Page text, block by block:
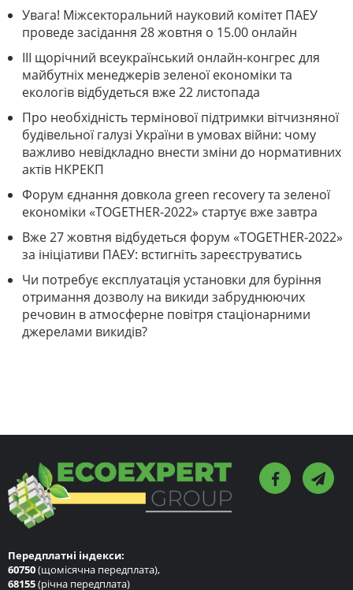
Увага! Міжсекторальний науковий комітет ПАЕУ
проведе засідання 28 жовтня о 15.00 онлайн
III щорічний всеукраїнський онлайн-конгрес для
майбутніх менеджерів зеленої економіки та
екологів відбудеться вже 22 листопада
Про необхідність термінової підтримки вітчизняної
будівельної галузі України в умовах війни: чому
важливо невідкладно внести зміни до нормативних
актів НКРЕКП
Форум єднання довкола green recovery та зеленої
економіки «TOGETHER-2022» стартує вже завтра
Вже 27 жовтня відбудеться форум «TOGETHER-2022»
за ініціативи ПАЕУ: встигніть зареєструватись
Чи потребує експлуатація установки для буріння
отримання дозволу на викиди забруднюючих
речовин в атмосферне повітря стаціонарними
джерелами викидів?
Передплатні індекси:
60750(щомісячна передплата),
68155(річна передплата)